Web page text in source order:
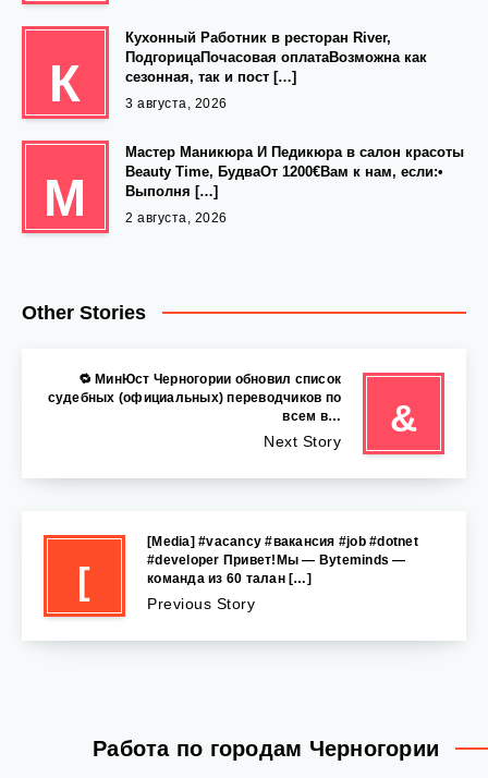
К
Кухонный Работник в ресторан River,
ПодгорицаПочасовая оплатаВозможна как
сезонная, так и пост […]
3 августа, 2026
М
Мастер Маникюра И Педикюра в салон красоты
Beauty Time, БудваОт 1200€Вам к нам, если:•
Выполня […]
2 августа, 2026
Other Stories
&
🔁 МинЮст Черногории обновил список
судебных (официальных) переводчиков по
всем в…
Next Story
[
[Media] #vacancy #вакансия #job #dotnet
#developer Привет!Мы — Byteminds —
команда из 60 талан […]
Previous Story
Работа по городам Черногории